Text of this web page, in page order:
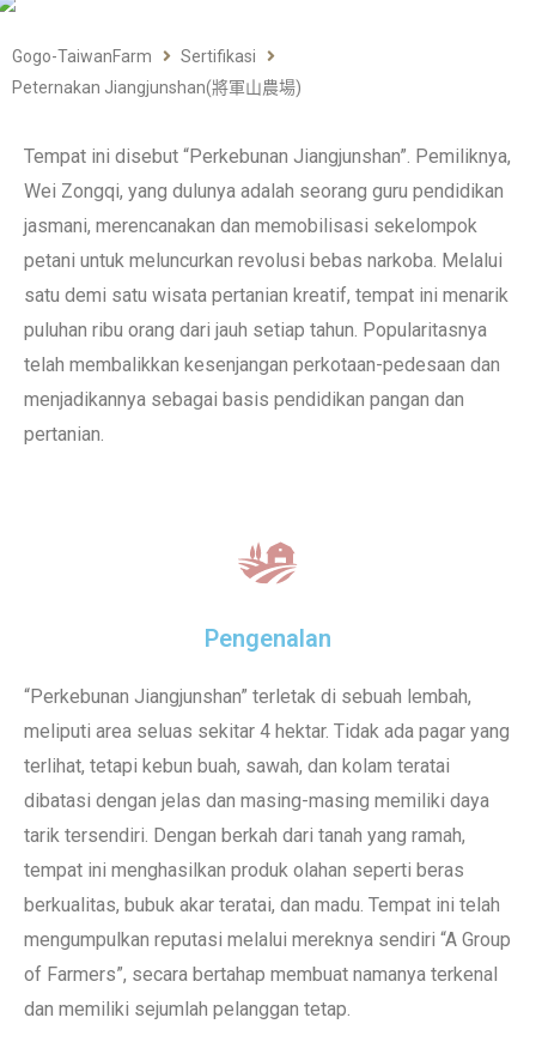
Gogo-TaiwanFarm
Sertifikasi
Peternakan Jiangjunshan(將軍山農場)
Tempat ini disebut “Perkebunan Jiangjunshan”. Pemiliknya,
Wei Zongqi, yang dulunya adalah seorang guru pendidikan
jasmani, merencanakan dan memobilisasi sekelompok
petani untuk meluncurkan revolusi bebas narkoba. Melalui
satu demi satu wisata pertanian kreatif, tempat ini menarik
puluhan ribu orang dari jauh setiap tahun. Popularitasnya
telah membalikkan kesenjangan perkotaan-pedesaan dan
menjadikannya sebagai basis pendidikan pangan dan
pertanian.
Pengenalan
“Perkebunan Jiangjunshan” terletak di sebuah lembah,
meliputi area seluas sekitar 4 hektar. Tidak ada pagar yang
terlihat, tetapi kebun buah, sawah, dan kolam teratai
dibatasi dengan jelas dan masing-masing memiliki daya
tarik tersendiri. Dengan berkah dari tanah yang ramah,
tempat ini menghasilkan produk olahan seperti beras
berkualitas, bubuk akar teratai, dan madu. Tempat ini telah
mengumpulkan reputasi melalui mereknya sendiri “A Group
of Farmers”, secara bertahap membuat namanya terkenal
dan memiliki sejumlah pelanggan tetap.